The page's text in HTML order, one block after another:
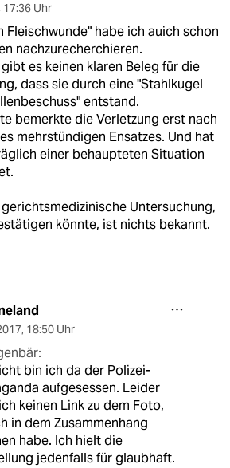
17:36 Uhr
Fleischwunde" habe ich auich schon
nachzurecherchieren.
es keinen klaren Beleg für die
dass sie durch eine "Stahlkugel
entstand.
bemerkte die Verletzung erst nach
mehrstündigen Ensatzes. Und hat
einer behaupteten Situation
Untersuchung,
könnte, ist nichts bekannt.
, 18:50 Uhr
bin ich da der Polizei-
aufgesessen. Leider
keinen Link zu dem Foto,
in dem Zusammenhang
habe. Ich hielt die
jedenfalls für glaubhaft.